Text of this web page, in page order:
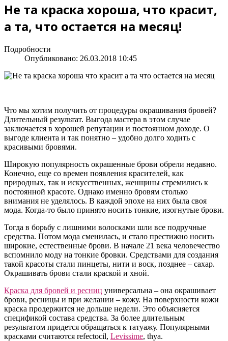
Не та краска хороша, что красит,
а та, что остается на месяц!
Подробности
Опубликовано: 26.03.2018 10:45
Что мы хотим получить от процедуры окрашивания бровей?
Длительный результат. Выгода мастера в этом случае
заключается в хорошей репутации и постоянном доходе. О
выгоде клиента и так понятно – удобно долго ходить с
красивыми бровями.
Широкую популярность окрашенные брови обрели недавно.
Конечно, еще со времен появления красителей, как
природных, так и искусственных, женщины стремились к
постоянной красоте. Однако именно бровям столько
внимания не уделялось. В каждой эпохе на них была своя
мода. Когда-то было принято носить тонкие, изогнутые брови.
Тогда в борьбу с лишними волосками шли все подручные
средства. Потом мода сменилась, и стало престижно носить
широкие, естественные брови. В начале 21 века человечество
вспомнило моду на тонкие бровки. Средствами для создания
такой красоты стали пинцеты, нити и воск, позднее – сахар.
Окрашивать брови стали краской и хной.
Краска для бровей и ресниц универсальна – она окрашивает
брови, ресницы и при желании – кожу. На поверхности кожи
краска продержится не дольше недели. Это объясняется
спецификой состава средства. За более длительным
результатом придется обращаться к татуажу. Популярными
красками считаются refectocil, Levissime, thya.